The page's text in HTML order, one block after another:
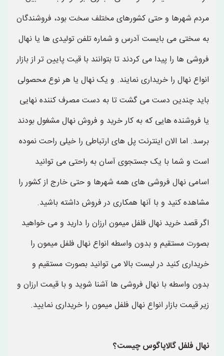
مردم شهرها و حتی کشورهای مختلف سخت بود، فروشندگان
به سختی می بایست آدرس و شماره تلفن تولیدی ها یا نهال
فروشی ها را پیدا می کردند تا بتوانند با قیت پایین تر از بازار
انواع نهال را خریداری نمایند. و یک نهال یا هر نوع محصولی
باید چندین دست می گشت تا به دست مصرف کننده نهایی
یا فروشنده هایی که به کار خرید و فروش نهال مشغول بودند
برسد. اما الان اینترنت پل های ارتباطی را خیلی راحت نموده
است و شما با یک جستجوی آسان به راحتی می توانید
اسامی نهال فروشی های همه شهرها و حتی خارج از کشور را
مشاهده کنید و با آنها همکاری در فروش داشته باشید.
اگر قصد خرید نهال فلفل میمون ارزان را دارید و می خواهید
بصورت مستقیم و بدون واسطه انواع نهال فلفل میمون را
خریداری کنید در لیست بالا می توانید بصورت مستقیم و
بدون واسطه با نهال فروشی ها آشنا شوید و با قیمت ارزان و
زیر قیمت بازار انواع نهال فلفل میمون را خریداری نمایید.
نهال فلفل گالاپاگوس چیست؟